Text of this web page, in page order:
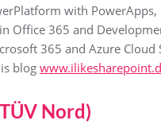
with
Office 365 and
365 and Azure
blog
Nord)